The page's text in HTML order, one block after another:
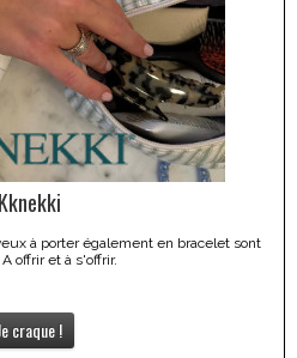
Kknekki
à porter également en bracelet sont
offrir et à s'offrir.
craque !